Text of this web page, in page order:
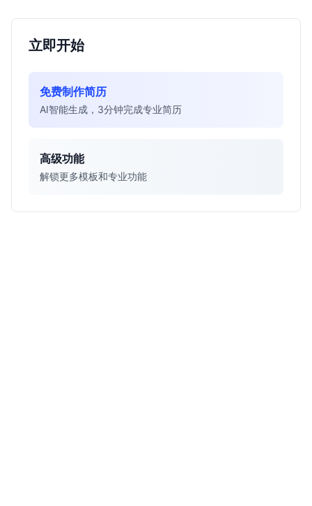
立即开始
免费制作简历
AI智能生成，3分钟完成专业简历
高级功能
解锁更多模板和专业功能